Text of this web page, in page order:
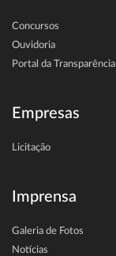
Concursos
Ouvidoria
Portal da Transparência
Empresas
Licitação
Imprensa
Galeria de Fotos
Notícias